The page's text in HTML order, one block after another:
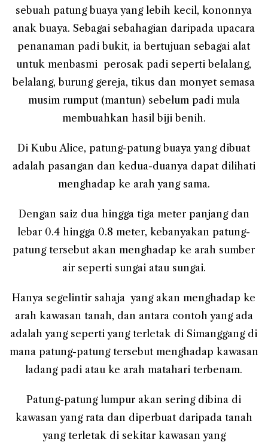
sebuah patung buaya yang lebih kecil, kononnya
anak buaya. Sebagai sebahagian daripada upacara
penanaman padi bukit, ia bertujuan sebagai alat
untuk menbasmi perosak padi seperti belalang,
belalang, burung gereja, tikus dan monyet semasa
musim rumput (mantun) sebelum padi mula
membuahkan hasil biji benih.
Di Kubu Alice, patung-patung buaya yang dibuat
adalah pasangan dan kedua-duanya dapat dilihati
menghadap ke arah yang sama.
Dengan saiz dua hingga tiga meter panjang dan
lebar 0.4 hingga 0.8 meter, kebanyakan patung-
patung tersebut akan menghadap ke arah sumber
air seperti sungai atau sungai.
Hanya segelintir sahaja yang akan menghadap ke
arah kawasan tanah, dan antara contoh yang ada
adalah yang seperti yang terletak di Simanggang di
mana patung-patung tersebut menghadap kawasan
ladang padi atau ke arah matahari terbenam.
Patung-patung lumpur akan sering dibina di
kawasan yang rata dan diperbuat daripada tanah
yang terletak di sekitar kawasan yang